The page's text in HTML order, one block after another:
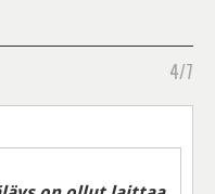
4/7